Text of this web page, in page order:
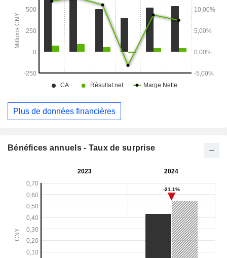
Plus de données financières
Bénéfices annuels - Taux de surprise